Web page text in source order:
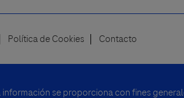
Política de Cookies Contacto
se proporciona con fines